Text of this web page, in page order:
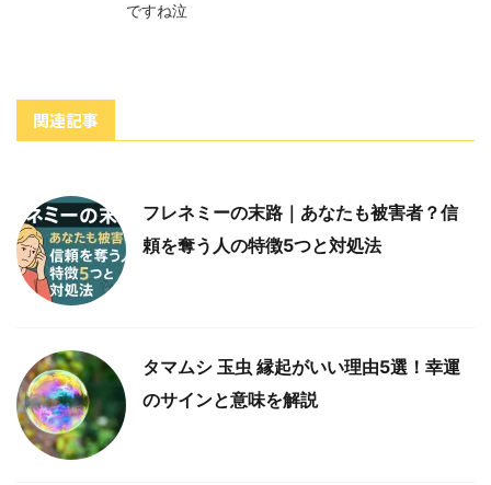
ですね泣
関連記事
フレネミーの末路｜あなたも被害者？信
頼を奪う人の特徴5つと対処法
タマムシ 玉虫 縁起がいい理由5選！幸運
のサインと意味を解説